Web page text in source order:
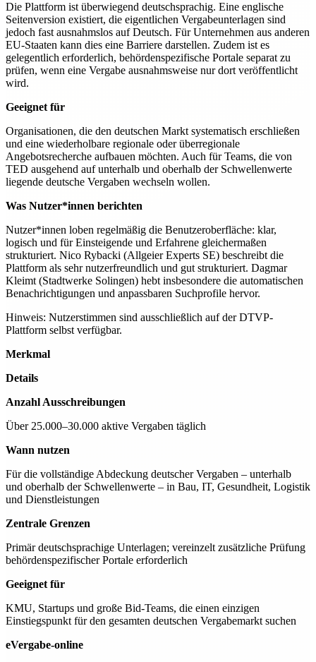
Die Plattform ist überwiegend deutschsprachig. Eine englische
Seitenversion existiert, die eigentlichen Vergabeunterlagen sind
jedoch fast ausnahmslos auf Deutsch. Für Unternehmen aus anderen
EU-Staaten kann dies eine Barriere darstellen. Zudem ist es
gelegentlich erforderlich, behördenspezifische Portale separat zu
prüfen, wenn eine Vergabe ausnahmsweise nur dort veröffentlicht
wird.
Geeignet für
Organisationen, die den deutschen Markt systematisch erschließen
und eine wiederholbare regionale oder überregionale
Angebotsrecherche aufbauen möchten. Auch für Teams, die von
TED ausgehend auf unterhalb und oberhalb der Schwellenwerte
liegende deutsche Vergaben wechseln wollen.
Was Nutzer*innen berichten
Nutzer*innen loben regelmäßig die Benutzeroberfläche: klar,
logisch und für Einsteigende und Erfahrene gleichermaßen
strukturiert. Nico Rybacki (Allgeier Experts SE) beschreibt die
Plattform als sehr nutzerfreundlich und gut strukturiert. Dagmar
Kleimt (Stadtwerke Solingen) hebt insbesondere die automatischen
Benachrichtigungen und anpassbaren Suchprofile hervor.
Hinweis: Nutzerstimmen sind ausschließlich auf der DTVP-
Plattform selbst verfügbar.
Merkmal
Details
Anzahl Ausschreibungen
Über 25.000–30.000 aktive Vergaben täglich
Wann nutzen
Für die vollständige Abdeckung deutscher Vergaben – unterhalb
und oberhalb der Schwellenwerte – in Bau, IT, Gesundheit, Logistik
und Dienstleistungen
Zentrale Grenzen
Primär deutschsprachige Unterlagen; vereinzelt zusätzliche Prüfung
behördenspezifischer Portale erforderlich
Geeignet für
KMU, Startups und große Bid-Teams, die einen einzigen
Einstiegspunkt für den gesamten deutschen Vergabemarkt suchen
eVergabe-online